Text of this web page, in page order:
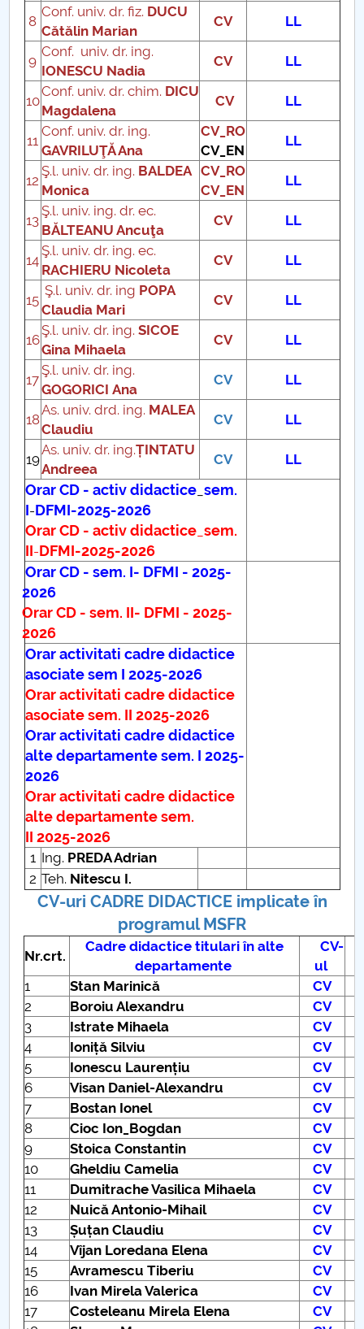
Centrul de Consiliere și Orientare în Carieră
Chestionar angajabilitate ALUMNI – UPB
CAR2026
MENIU CANTINA
Management
Programe de licentă DFMI
Personal
Tehnologia Constructiilor de Masini
Inginerie Economică Industrială
Mecatronica sistemelor de fabricatie ro
Programe de master DFMI
Programe postuniversitare coordonate
Colaborări internaționale DFMI
Indrumare ani studii
Cercetare științifică
Asigurarea Calității
Studenti DFMI
Absolventi
Galerie vechile staff-uri
Adresa DFMI
Proiectul privind Învăţământul Secundar (ROSE) AG
353
Proiectul privind Învăţământul Secundar (ROSE) AG
399
8
Conf. univ. dr. fiz. DUCU
Cătălin Marian
CV LL
9
Conf. univ. dr. ing.
IONESCU Nadia
CV LL
10
Conf. univ. dr. chim. DICU
Magdalena
CV LL
11
Conf. univ. dr. ing.
GAVRILUŢĂ Ana
CV_RO
CV_EN
LL
12
Ş.l. univ. dr. ing. BALDEA
Monica
CV_RO
CV_EN
LL
13
Ş.l. univ. ing. dr. ec.
BĂLTEANU Ancuţa
CV LL
14
Ş.l. univ. dr. ing. ec.
RACHIERU Nicoleta
CV LL
15
Ş.l. univ. dr. ing POPA
Claudia Mari
CV LL
16
Ş.l. univ. dr. ing. SICOE
Gina Mihaela
CV LL
17
Ş.l. univ. dr. ing.
GOGORICI Ana
CV LL
18
As. univ. drd. ing. MALEA
Claudiu
CV LL
19
As. univ. dr. ing.ȚINTATU
Andreea
CV LL
Orar CD - activ didactice_ sem.
I-DFMI-2025-2026
Orar CD - activ didactice_ sem.
II-DFMI-2025-2026
Orar CD - sem. I- DFMI - 2025-
2026
Orar CD - sem. II- DFMI - 2025-
2026
Orar activitati cadre didactice
asociate sem I 2025-2026
Orar activitati cadre didactice
asociate sem. II 2025-2026
Orar activitati cadre didactice
alte departamente sem. I 2025-
2026
Orar activitati cadre didactice
alte departamente sem.
II 2025-2026
1 Ing. PREDA Adrian
2 Teh. Nitescu I.
CV-uri CADRE DIDACTICE implicate în
programul MSFR
Nr.crt.
Cadre didactice titulari în alte
departamente
CV-
ul
1 Stan Marinică
CV
2
Boroiu Alexandru
CV
3
Istrate Mihaela
CV
4
Ioniță Silviu
CV
5
Ionescu Laurențiu
CV
6
Visan Daniel-Alexandru
CV
7
Bostan Ionel
CV
8
Cioc Ion_Bogdan
CV
9
Stoica Constantin
CV
10
Gheldiu Camelia
CV
11
Dumitrache Vasilica Mihaela
CV
12
Nuică Antonio-Mihail
CV
13
Șuțan Claudiu
CV
14
Vîjan Loredana Elena
CV
15
Avramescu Tiberiu
CV
16
Ivan Mirela Valerica
CV
17
Costeleanu Mirela Elena
CV